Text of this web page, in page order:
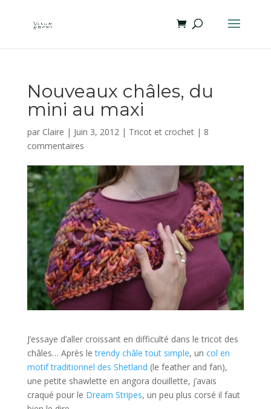
Nouveaux châles, du
mini au maxi
par Claire | Juin 3, 2012| Tricot et crochet| 8
commentaires
J’essaye d’aller croissant en difficulté dans le tricot des
châles… Après letrendy châle tout simple, un col en
motif traditionnel des Shetland (le feather and fan),
une petite shawlette en angora douillette, j’avais
craqué pour le Dream Stripes, un peu plus corsé il faut